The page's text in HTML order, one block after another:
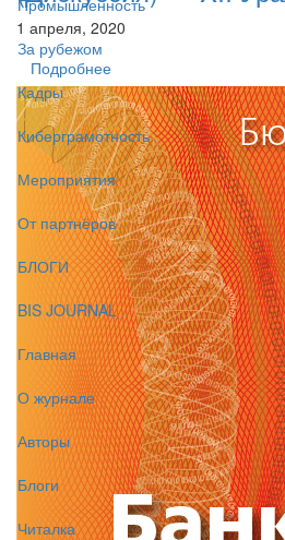
Промышленность
За рубежом
Кадры
Киберграмотность
Мероприятия
От партнёров
БЛОГИ
BIS JOURNAL
Главная
О журнале
Авторы
Блоги
Читалка
1 апреля, 2020
Подробнее